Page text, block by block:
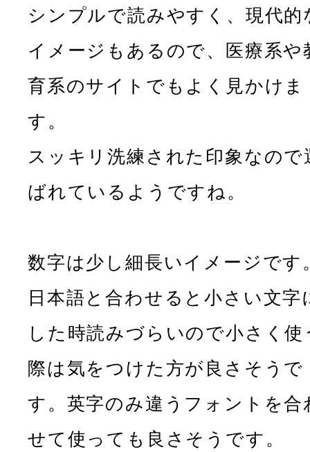
シンプルで読みやすく、現代的
イメージもあるので、医療系や
育系のサイトでもよく見かけま
す。
スッキリ洗練された印象なので
ばれているようですね。
数字は少し細長いイメージです
日本語と合わせると小さい文字
した時読みづらいので小さく使
際は気をつけた方が良さそうで
す。英字のみ違うフォントを合
せて使っても良さそうです。